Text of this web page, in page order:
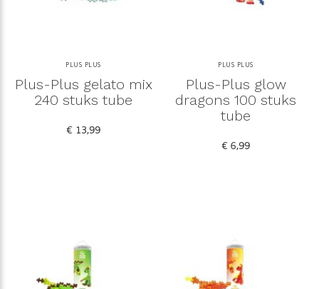
PLUS PLUS
Plus-Plus gelato mix
240 stuks tube
€ 13,99
PLUS PLUS
Plus-Plus glow
dragons 100 stuks
tube
€ 6,99